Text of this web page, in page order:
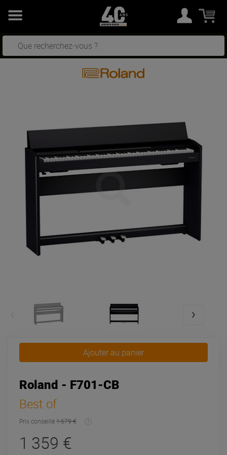
Ajouter au panier
Roland - F701-CB
Best of
Prix conseillé1 679 €
1 359 €